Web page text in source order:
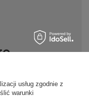
usług zgodnie z
warunki